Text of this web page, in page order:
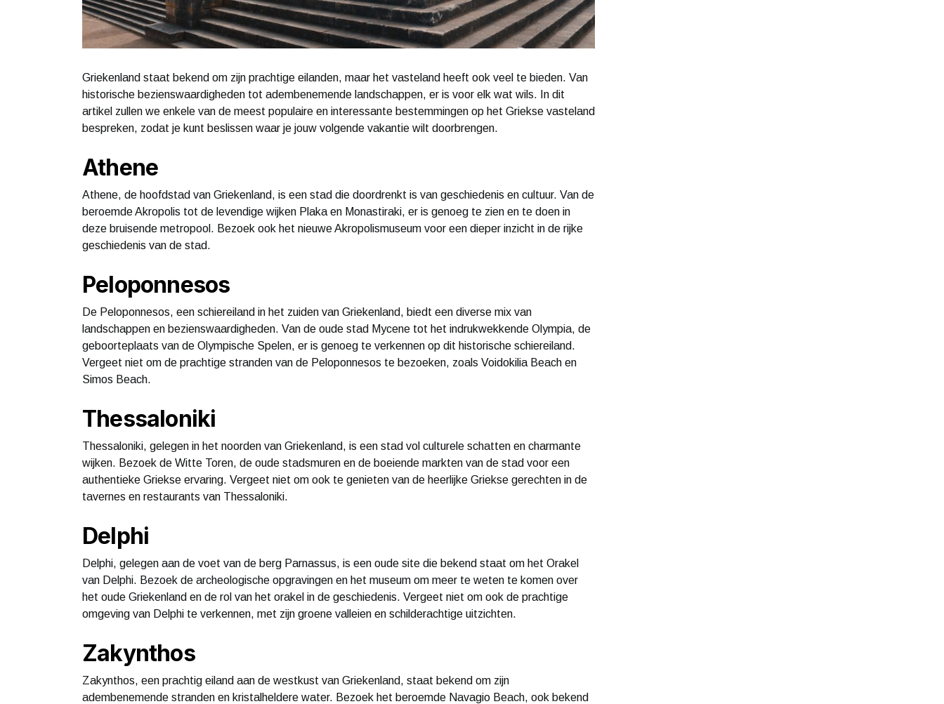
Griekenland staat bekend om zijn prachtige eilanden, maar het vasteland heeft ook veel te bieden. Van
historische bezienswaardigheden tot adembenemende landschappen, er is voor elk wat wils. In dit
artikel zullen we enkele van de meest populaire en interessante bestemmingen op het Griekse vasteland
bespreken, zodat je kunt beslissen waar je jouw volgende vakantie wilt doorbrengen.
Athene
Athene, de hoofdstad van Griekenland, is een stad die doordrenkt is van geschiedenis en cultuur. Van de
beroemde Akropolis tot de levendige wijken Plaka en Monastiraki, er is genoeg te zien en te doen in
deze bruisende metropool. Bezoek ook het nieuwe Akropolismuseum voor een dieper inzicht in de rijke
geschiedenis van de stad.
Peloponnesos
De Peloponnesos, een schiereiland in het zuiden van Griekenland, biedt een diverse mix van
landschappen en bezienswaardigheden. Van de oude stad Mycene tot het indrukwekkende Olympia, de
geboorteplaats van de Olympische Spelen, er is genoeg te verkennen op dit historische schiereiland.
Vergeet niet om de prachtige stranden van de Peloponnesos te bezoeken, zoals Voidokilia Beach en
Simos Beach.
Thessaloniki
Thessaloniki, gelegen in het noorden van Griekenland, is een stad vol culturele schatten en charmante
wijken. Bezoek de Witte Toren, de oude stadsmuren en de boeiende markten van de stad voor een
authentieke Griekse ervaring. Vergeet niet om ook te genieten van de heerlijke Griekse gerechten in de
tavernes en restaurants van Thessaloniki.
Delphi
Delphi, gelegen aan de voet van de berg Parnassus, is een oude site die bekend staat om het Orakel
van Delphi. Bezoek de archeologische opgravingen en het museum om meer te weten te komen over
het oude Griekenland en de rol van het orakel in de geschiedenis. Vergeet niet om ook de prachtige
omgeving van Delphi te verkennen, met zijn groene valleien en schilderachtige uitzichten.
Zakynthos
Zakynthos, een prachtig eiland aan de westkust van Griekenland, staat bekend om zijn
adembenemende stranden en kristalheldere water. Bezoek het beroemde Navagio Beach, ook bekend